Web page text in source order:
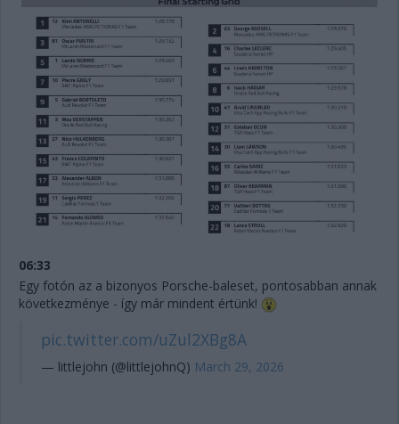
06:33
Egy fotón az a bizonyos Porsche-baleset, pontosabban annak
következménye - így már mindent értünk!
pic.twitter.com/uZul2XBg8A
— littlejohn (@littlejohnQ) March 29, 2026